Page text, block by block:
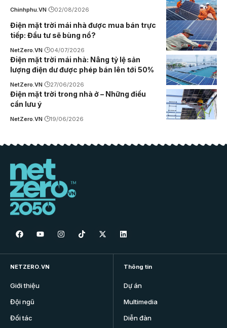
Chinhphu.VN 02/08/2026
Điện mặt trời mái nhà được mua bán trực
tiếp: Đầu tư sẽ bùng nổ?
NetZero.VN 04/07/2026
Điện mặt trời mái nhà: Nâng tỷ lệ sản
lượng điện dư được phép bán lên tới 50%
NetZero.VN 27/06/2026
Điện mặt trời trong nhà ở – Những điều
cần lưu ý
NetZero.VN 19/06/2026
NETZERO.VN
Giới thiệu
Đội ngũ
Đối tác
Thông tin
Dự án
Multimedia
Diễn đàn